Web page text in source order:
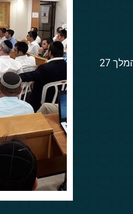
בית חולים משגב לדך חזקיהו המלך 27